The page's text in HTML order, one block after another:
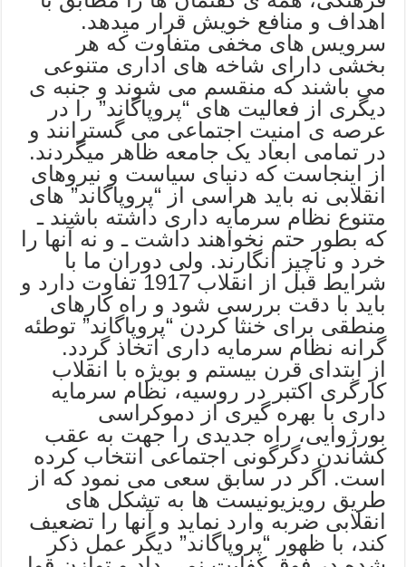
اهداف و منافع خویش قرار میدهد.
سرویس های مخفی متفاوت که هر
بخشی دارای شاخه های اداری متنوعی
می باشند که منقسم می شوند و جنبه ی
دیگری از فعالیت های “پروپاگاند” را در
عرصه ی امنیت اجتماعی می گسترانند و
در تمامی ابعاد یک جامعه ظاهر میگردند.
از اینجاست که دنیای سیاست و نیروهای
انقلابی نه باید هراسی از “پروپاگاند” های
متنوع نظام سرمایه داری داشته باشند ـ
که بطور حتم نخواهند داشت ـ و نه آنها را
خرد و ناچیز انگارند. ولی دوران ما با
شرایط قبل از انقلاب 1917 تفاوت دارد و
باید با دقت بررسی شود و راه کارهای
منطقی برای خنثا کردن “پروپاگاند” توطئه
گرانه نظام سرمایه داری اتخاذ گردد.
از ابتدای قرن بیستم و بویژه با انقلاب
کارگری اکتبر در روسیه، نظام سرمایه
داری با بهره گیری از دموکراسی
بورژوایی، راه جدیدی را جهت به عقب
کشاندن دگرگونی اجتماعی انتخاب کرده
است. اگر در سابق سعی می نمود که از
طریق رویزیونیست ها به تشکل های
انقلابی ضربه وارد نماید و آنها را تضعیف
کند، با ظهور “پروپاگاند” دیگر عمل ذکر